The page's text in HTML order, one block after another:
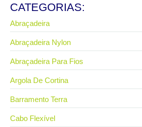
CATEGORIAS:
Abraçadeira
Abraçadeira Nylon
Abraçadeira Para Fios
Argola De Cortina
Barramento Terra
Cabo Flexível